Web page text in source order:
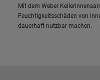
Mit dem Weber
Feuchtigkeitsschäden von
dauerhaft nutzbar machen.